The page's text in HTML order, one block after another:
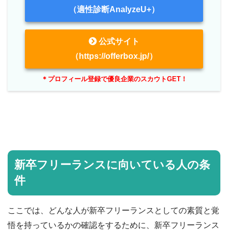
（適性診断AnalyzeU+）
公式サイト
（https://offerbox.jp/）
＊プロフィール登録で優良企業のスカウトGET！
新卒フリーランスに向いている人の条
件
ここでは、どんな人が新卒フリーランスとしての素質と覚
悟を持っているかの確認をするために、新卒フリーランス